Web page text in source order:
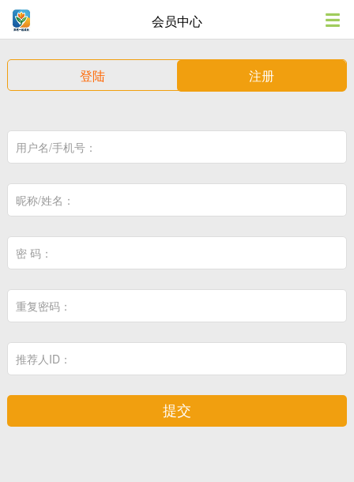
会员中心
登陆 注册
用户名/手机号：
昵称/姓名：
密 码：
重复密码：
推荐人ID：